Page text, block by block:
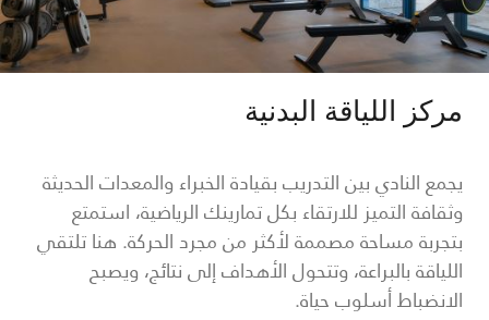
مركز اللياقة البدنية
يجمع النادي بين التدريب بقيادة الخبراء والمعدات الحديثة
وثقافة التميز للارتقاء بكل تمارينك الرياضية، استمتع
بتجربة مساحة مصممة لأكثر من مجرد الحركة. هنا تلتقي
اللياقة بالبراعة، وتتحول الأهداف إلى نتائج، ويصبح
الانضباط أسلوب حياة.